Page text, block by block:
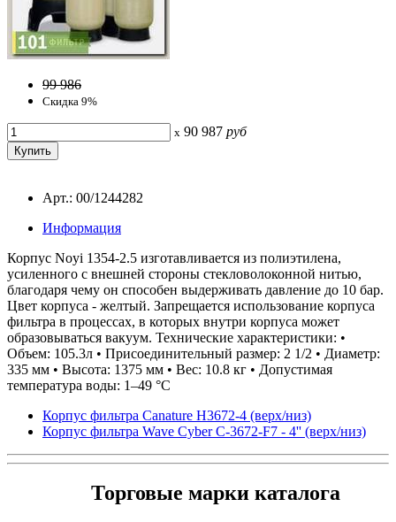
99 986
Скидка 9%
x 90 987 руб
Арт.: 00/1244282
Информация
Корпус Noyi 1354-2.5 изготавливается из полиэтилена,
усиленного с внешней стороны стекловолоконной нитью,
благодаря чему он способен выдерживать давление до 10 бар.
Цвет корпуса - желтый. Запрещается использование корпуса
фильтра в процессах, в которых внутри корпуса может
образовываться вакуум. Технические характеристики: •
Объем: 105.3л • Присоединительный размер: 2 1/2 • Диаметр:
335 мм • Высота: 1375 мм • Вес: 10.8 кг • Допустимая
температура воды: 1–49 °С
Корпус фильтра Canature H3672-4 (верх/низ)
Корпус фильтра Wave Cyber C-3672-F7 - 4'' (верх/низ)
Торговые марки каталога